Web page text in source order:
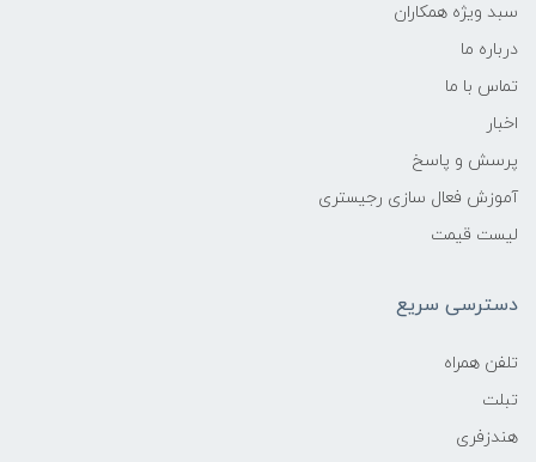
سبد ویژه همکاران
درباره ما
تماس با ما
اخبار
پرسش و پاسخ
آموزش فعال سازی رجیستری
لیست قیمت
دسترسی سریع
تلفن همراه
تبلت
هندزفری